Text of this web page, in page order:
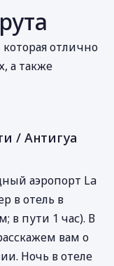
отлично
а также
/ Антигуа
аэропорт La
в отель в
в пути 1 час). В
вам о
Ночь в отеле